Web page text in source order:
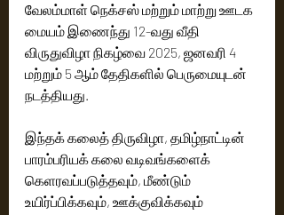
வேலம்மாள் நெக்சஸ் மற்றும் மாற்று ஊடக
மையம் இணைந்து 12-வது வீதி
விருதுவிழா நிகழ்வை 2025, ஜனவரி 4
மற்றும் 5 ஆம் தேதிகளில் பெருமையுடன்
நடத்தியது.
இந்தக் கலைத் திருவிழா, தமிழ்நாட்டின்
பாரம்பரியக் கலை வடிவங்களைக்
கெளரவப்படுத்தவும், மீண்டும்
உயிர்ப்பிக்கவும், ஊக்குவிக்கவும்